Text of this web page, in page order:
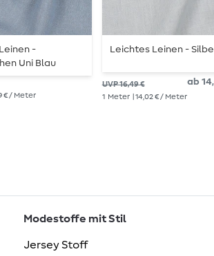
-
Uni Blau
€ / Meter
Leichtes Leinen -
UVP 16,49 € ab
1 Meter | 14,02 € / Meter
Modestoffe mit Stil
Jersey Stoff